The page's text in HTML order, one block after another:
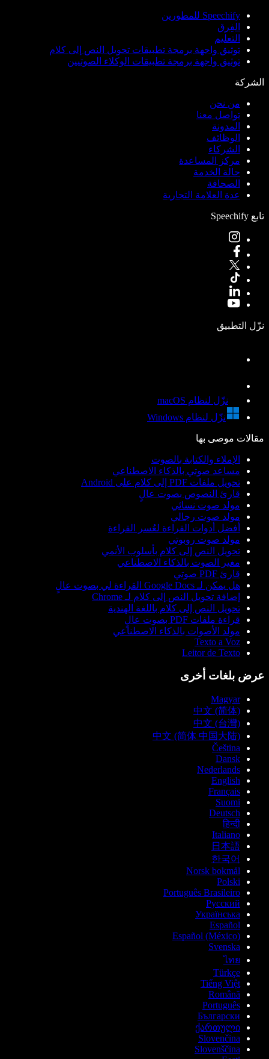
Speechify للمطورين
الفِرق
التعليم
توثيق واجهة برمجة تطبيقات تحويل النص إلى كلام
توثيق واجهة برمجة تطبيقات الوكلاء الصوتيين
الشركة
من نحن
تواصل معنا
المدونة
الوظائف
الشركاء
مركز المساعدة
حالة الخدمة
الصحافة
عدة العلامة التجارية
تابع Speechify
نزّل التطبيق
نزّل لنظام macOS
نزّل لنظام Windows
مقالات موصى بها
الإملاء والكتابة بالصوت
مساعد صوتي بالذكاء الاصطناعي
تحويل ملفات PDF إلى كلام على Android
قارئ النصوص بصوت عالٍ
مولد صوت نسائي
مولد صوت رجالي
أفضل أدوات القراءة لعُسر القراءة
مولد صوت روبوتي
تحويل النص إلى كلام بأسلوب الأنمي
مغير الصوت بالذكاء الاصطناعي
قارئ PDF صوتي
هل يمكن لـ Google Docs القراءة لي بصوت عالٍ
إضافة تحويل النص إلى كلام لـ Chrome
تحويل النص إلى كلام باللغة الهندية
قراءة ملفات PDF بصوت عالٍ
مولد الأصوات بالذكاء الاصطناعي
Texto a Voz
Leitor de Texto
عرض بلغات أخرى
Magyar
中文 (简体)
中文 (台灣)
中文 (简体 中国大陆)
Čeština
Dansk
Nederlands
English
Français
Suomi
Deutsch
हिन्दी
Italiano
日本語
한국어
Norsk bokmål
Polski
Português Brasileiro
Русский
Українська
Español
Español (México)
Svenska
ไทย
Türkçe
Tiếng Việt
Română
Português
Български
ქართული
Slovenčina
Slovenščina